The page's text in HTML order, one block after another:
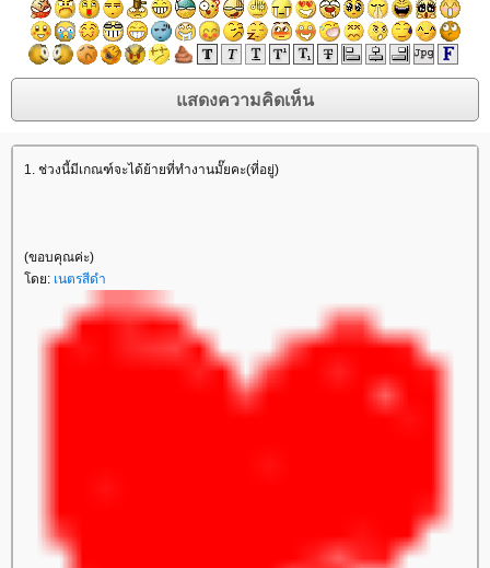
1. ช่วงนี้มีเกณฑ์จะได้ย้ายที่ทำงานมั๊ยคะ(ที่อยู่)
(ขอบคุณค่ะ)
ดย: เนตรสีดำ